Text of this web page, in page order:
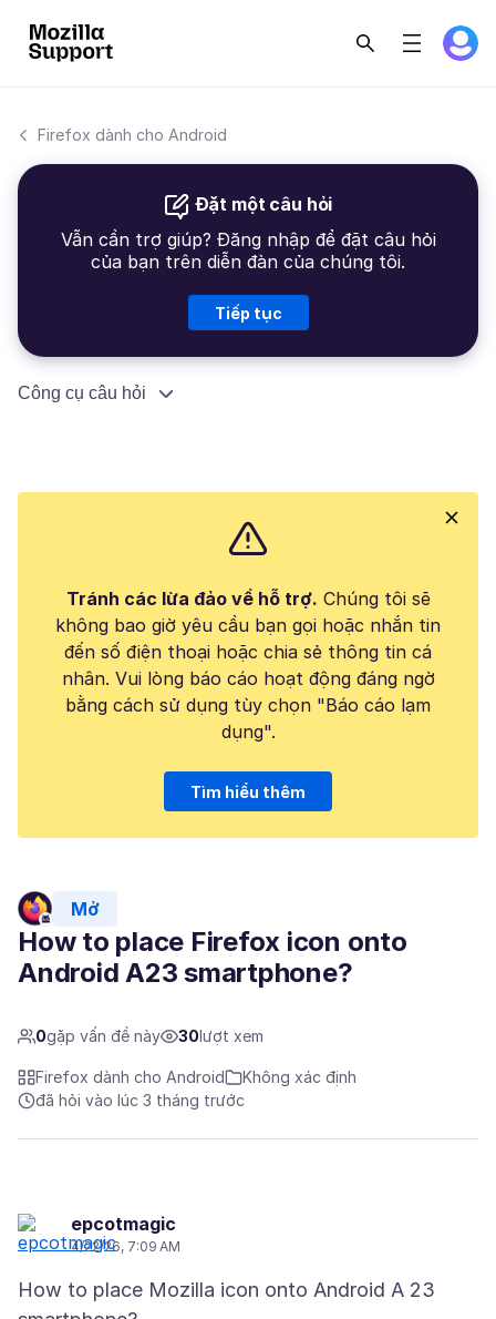
Firefox dành cho Android
Đặt một câu hỏi
Vẫn cần trợ giúp? Đăng nhập để đặt câu hỏi
của bạn trên diễn đàn của chúng tôi.
Tiếp tục
Công cụ câu hỏi
Tránh các lừa đảo về hỗ trợ. Chúng tôi sẽ
không bao giờ yêu cầu bạn gọi hoặc nhắn tin
đến số điện thoại hoặc chia sẻ thông tin cá
nhân. Vui lòng báo cáo hoạt động đáng ngờ
bằng cách sử dụng tùy chọn "Báo cáo lạm
dụng".
Tìm hiểu thêm
Mở
How to place Firefox icon onto
Android A23 smartphone?
0gặp vấn đề này 30lượt xem
Firefox dành cho Android
Không xác định
đã hỏi vào lúc 3 tháng trước
epcotmagic
4/22/26, 7:09 AM
How to place Mozilla icon onto Android A 23